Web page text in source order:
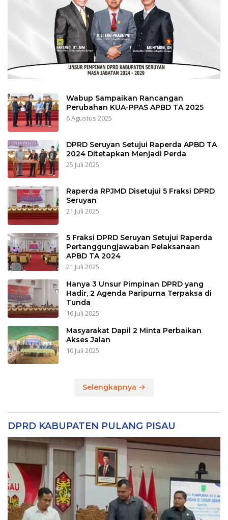
Wabup Sampaikan Rancangan
Perubahan KUA-PPAS APBD TA 2025
6 Agustus 2025
DPRD Seruyan Setujui Raperda APBD TA
2024 Ditetapkan Menjadi Perda
25 Juli 2025
Raperda RPJMD Disetujui 5 Fraksi DPRD
Seruyan
21 Juli 2025
5 Fraksi DPRD Seruyan Setujui Raperda
Pertanggungjawaban Pelaksanaan
APBD TA 2024
21 Juli 2025
Hanya 3 Unsur Pimpinan DPRD yang
Hadir, 2 Agenda Paripurna Terpaksa di
Tunda
16 Juli 2025
Masyarakat Dapil 2 Minta Perbaikan
Akses Jalan
10 Juli 2025
Selengkapnya
DPRD KABUPATEN PULANG PISAU